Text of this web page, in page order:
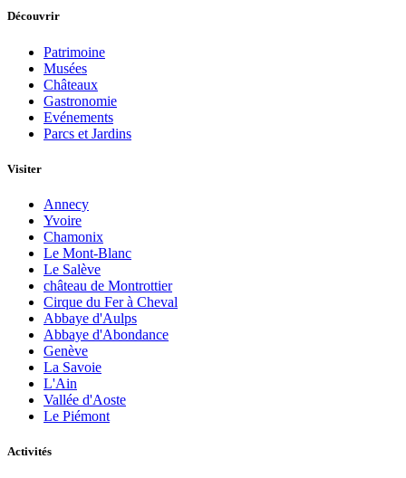
Découvrir
Patrimoine
Musées
Châteaux
Gastronomie
Evénements
Parcs et Jardins
Visiter
Annecy
Yvoire
Chamonix
Le Mont-Blanc
Le Salève
château de Montrottier
Cirque du Fer à Cheval
Abbaye d'Aulps
Abbaye d'Abondance
Genève
La Savoie
L'Ain
Vallée d'Aoste
Le Piémont
Activités